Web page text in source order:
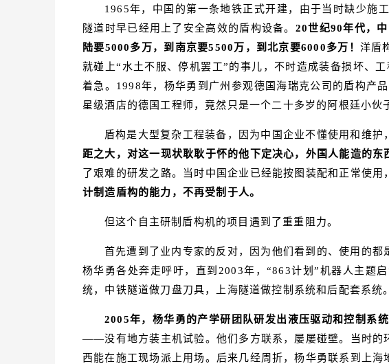
1965年，中国的第一条地铁正式开建，由于当时缺少施
隧道时早已经用上了安全高效的盾构设备。 20世纪90年代，
陆要5000多万，到南京要5500万，到北京要6000多万！ 洋盾
就碰上“水土不服、停机罢工”的事儿，不时造成装备损坏、
着急。1998年，杨华勇到广州参观德国海瑞克公司的盾构产
星级酒店的德国工程师，竟然只是一个二十多岁的阿根廷小
盾构是大型复杂工程装备，因为中国企业不懂使用和维护
距之大，对这一现状耿耿于怀的他下定决心，外国人能造的东
了艰难的研发之路。当时中国企业已经能按图装配和正常使用
计制造盾构的能力，不再受制于人。
但这个自主研制盾构机的项目遇到了重重阻力。
首先遭到了业内专家的反对，因为他们看到的、使用的
杨华勇各处奔走呼吁，直到2003年，“863计划”机器人主题
统，中铁隧道做刀盘刀具，上海隧道做控制系统和后配套系统。
2005年，杨华勇的产学研团队研发出液压驱动和控制系
——没有地方装主机试验。他们多方联系，屡屡碰壁。当时的
西能在施工现场派上用场。后来几经周折，杨华勇联系到上